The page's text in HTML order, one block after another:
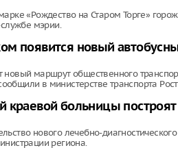
«Рождество на Старом Торге»
мэрии.
появится новый
маршрут общественного
в министерстве транспорта
краевой больницы
нового лечебно-
региона.